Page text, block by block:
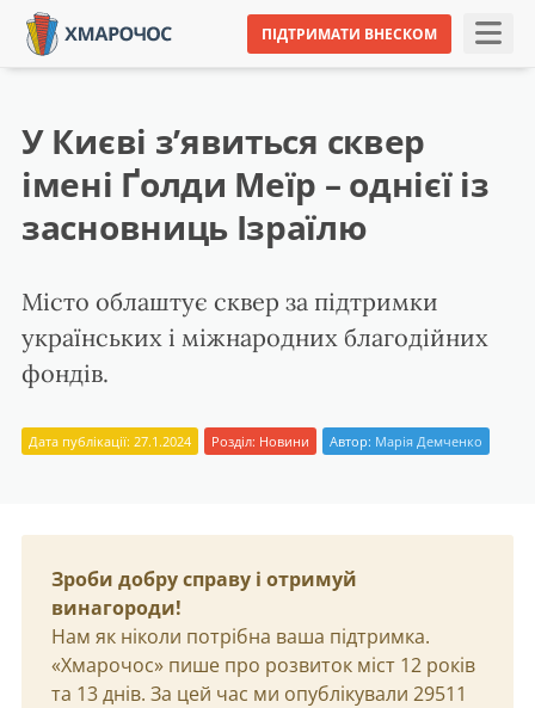
ПІДТРИМАТИ ВНЕСКОМ
У Києві зʼявиться сквер
імені Ґолди Меїр – однієї із
засновниць Ізраїлю
Місто облаштує сквер за підтримки
українських і міжнародних благодійних
фондів.
Дата публікації: 27.1.2024 Розділ: Новини Автор: Марія Демченко
Зроби добру справу і отримуй
винагороди!
Нам як ніколи потрібна ваша підтримка.
«Хмарочос» пише про розвиток міст 12 років
та 13 днів. За цей час ми опублікували 29511